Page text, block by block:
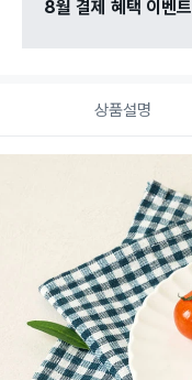
8월 결제 혜택 이벤트
상품설명